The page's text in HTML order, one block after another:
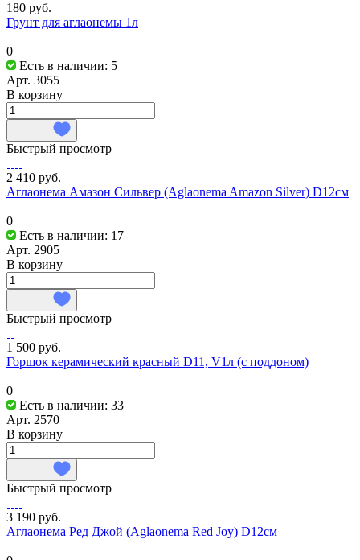
180 руб.
Грунт для аглаонемы 1л
0
Есть в наличии: 5
Арт. 3055
В корзину
Быстрый просмотр
2 410 руб.
Аглаонема Амазон Сильвер (Aglaonema Amazon Silver) D12см
0
Есть в наличии: 17
Арт. 2905
В корзину
Быстрый просмотр
1 500 руб.
Горшок керамический красный D11, V1л (с поддоном)
0
Есть в наличии: 33
Арт. 2570
В корзину
Быстрый просмотр
3 190 руб.
Аглаонема Ред Джой (Aglaonema Red Joy) D12см